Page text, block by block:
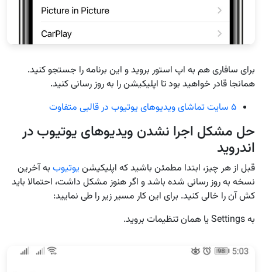
برای سافاری هم به اپ استور بروید و این برنامه را جستجو کنید.
همانجا قادر خواهید بود تا اپلیکیشن را به روز رسانی کنید.
۵ سایت تماشای ویدیوهای یوتیوب در قالبی متفاوت
حل مشکل اجرا نشدن ویدیوهای یوتیوب در
اندروید
قبل از هر چیز، ابتدا مطمئن باشید که اپلیکیشن یوتیوب به آخرین
نسخه به روز رسانی شده باشد و اگر هنوز مشکل داشت، احتمالا باید
کش آن را خالی کنید. برای این کار مسیر زیر را طی نمایید:
به Settings یا همان تنظیمات بروید.